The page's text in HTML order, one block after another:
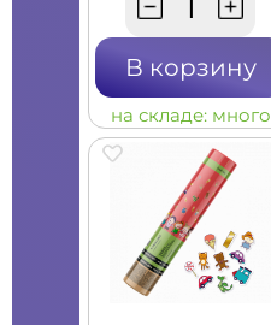
В корзину
на складе: много